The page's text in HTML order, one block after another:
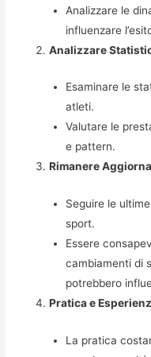
Analizzare le
influenzare
Analizzare
Esaminare le
atleti.
Valutare le
e pattern.
Rimanere
Seguire le
sport.
Essere
cambiamenti di
potrebbero
Pratica e
La pratica